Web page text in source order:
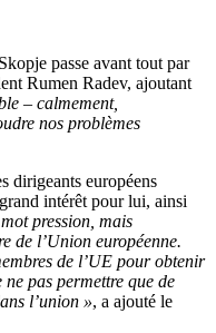
passe avant tout par
Rumen Radev, ajoutant
– calmement,
nos problèmes
dirigeants européens
intérêt pour lui, ainsi
pression, mais
de l’Union européenne.
de l’UE pour obtenir
pas permettre que de
l’union », a ajouté le